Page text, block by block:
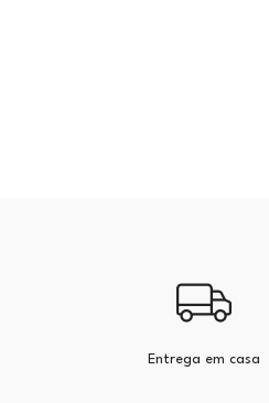
Entrega em casa